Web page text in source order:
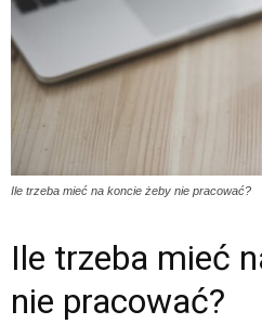
Ile trzeba mieć na koncie żeby nie pracować?
Ile trzeba mieć
nie pracować?